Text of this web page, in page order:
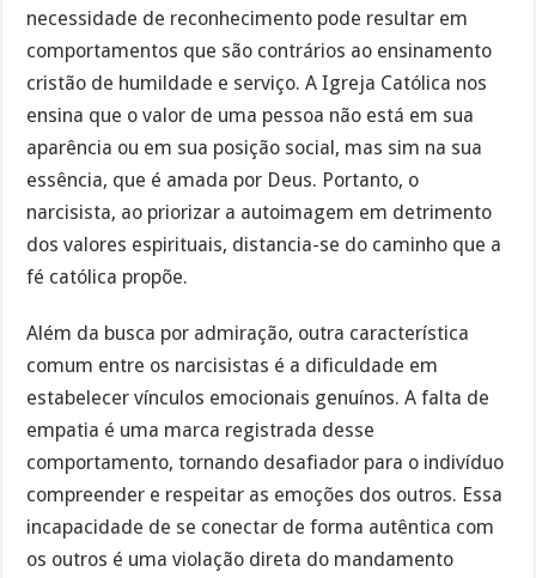
necessidade de reconhecimento pode resultar em
comportamentos que são contrários ao ensinamento
cristão de humildade e serviço. A Igreja Católica nos
ensina que o valor de uma pessoa não está em sua
aparência ou em sua posição social, mas sim na sua
essência, que é amada por Deus. Portanto, o
narcisista, ao priorizar a autoimagem em detrimento
dos valores espirituais, distancia-se do caminho que a
fé católica propõe.
Além da busca por admiração, outra característica
comum entre os narcisistas é a dificuldade em
estabelecer vínculos emocionais genuínos. A falta de
empatia é uma marca registrada desse
comportamento, tornando desafiador para o indivíduo
compreender e respeitar as emoções dos outros. Essa
incapacidade de se conectar de forma autêntica com
os outros é uma violação direta do mandamento